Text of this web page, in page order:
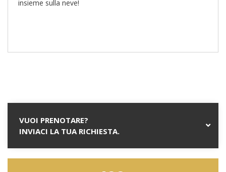
insieme sulla neve!
VUOI PRENOTARE?
INVIACI LA TUA RICHIESTA.